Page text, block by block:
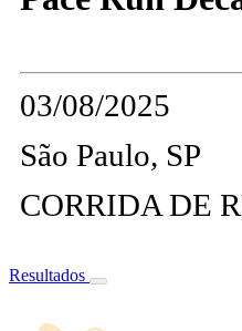
03/08/2025
São Paulo, SP
CORRIDA DE
Resultados